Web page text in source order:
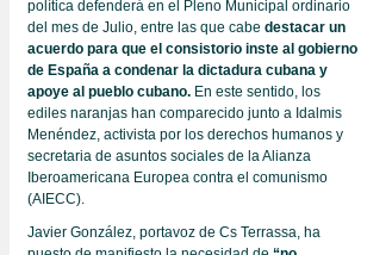
política defenderá en el Pleno Municipal ordinario
del mes de Julio, entre las que cabe destacar un
acuerdo para que el consistorio inste al gobierno
de España a condenar la dictadura cubana y
apoye al pueblo cubano.En este sentido, los
ediles naranjas han comparecido junto a Idalmis
Menéndez, activista por los derechos humanos y
secretaria de asuntos sociales de la Alianza
Iberoamericana Europea contra el comunismo
(AIECC).
Javier González, portavoz de Cs Terrassa, ha